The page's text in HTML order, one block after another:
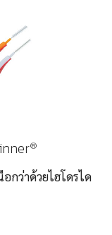
®
กว่าด้วยไฮโดรได